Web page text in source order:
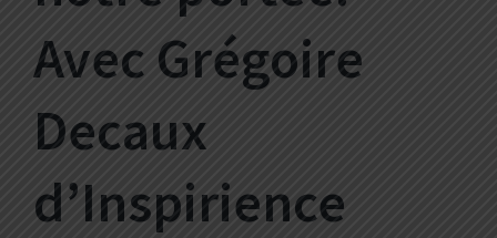
Avec Grégoire
Decaux
d’Inspirience